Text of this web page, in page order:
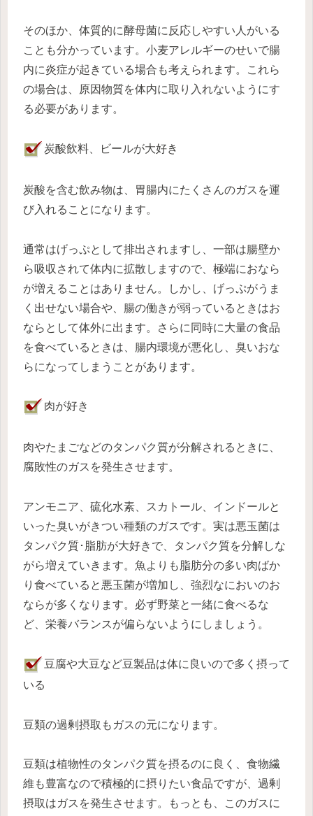
そのほか、体質的に酵母菌に反応しやすい人がいる
ことも分かっています。小麦アレルギーのせいで腸
内に炎症が起きている場合も考えられます。これら
の場合は、原因物質を体内に取り入れないようにす
る必要があります。
炭酸飲料、ビールが大好き
炭酸を含む飲み物は、胃腸内にたくさんのガスを運
び入れることになります。
通常はげっぷとして排出されますし、一部は腸壁か
ら吸収されて体内に拡散しますので、極端におなら
が増えることはありません。しかし、げっぷがうま
く出せない場合や、腸の働きが弱っているときはお
ならとして体外に出ます。さらに同時に大量の食品
を食べているときは、腸内環境が悪化し、臭いおな
らになってしまうことがあります。
肉が好き
肉やたまごなどのタンパク質が分解されるときに、
腐敗性のガスを発生させます。
アンモニア、硫化水素、スカトール、インドールと
いった臭いがきつい種類のガスです。実は悪玉菌は
タンパク質･脂肪が大好きで、タンパク質を分解しな
がら増えていきます。魚よりも脂肪分の多い肉ばか
り食べていると悪玉菌が増加し、強烈なにおいのお
ならが多くなります。必ず野菜と一緒に食べるな
ど、栄養バランスが偏らないようにしましょう。
豆腐や大豆など豆製品は体に良いので多く摂って
いる
豆類の過剰摂取もガスの元になります。
豆類は植物性のタンパク質を摂るのに良く、食物繊
維も豊富なので積極的に摂りたい食品ですが、過剰
摂取はガスを発生させます。もっとも、このガスに